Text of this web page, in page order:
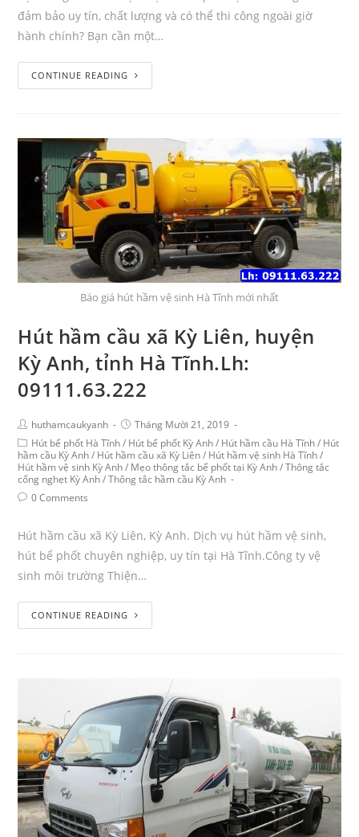
đảm bảo uy tín, chất lượng và có thể thi công ngoài giờ
hành chính? Bạn cần một…
CONTINUE READING
Báo giá hút hầm vệ sinh Hà Tĩnh mới nhất
Hút hầm cầu xã Kỳ Liên, huyện
Kỳ Anh, tỉnh Hà Tĩnh.Lh:
09111.63.222
huthamcaukyanh
Tháng Mười 21, 2019
Hút bể phốt Hà Tĩnh / Hút bể phốt Kỳ Anh / Hút hầm cầu Hà Tĩnh / Hút
hầm cầu Kỳ Anh / Hút hầm cầu xã Kỳ Liên / Hút hầm vệ sinh Hà Tĩnh /
Hút hầm vệ sinh Kỳ Anh / Mẹo thông tắc bể phốt tại Kỳ Anh / Thông tắc
cống nghẹt Kỳ Anh / Thông tắc hầm cầu Kỳ Anh
0 Comments
Hút hầm cầu xã Kỳ Liên, Kỳ Anh. Dịch vụ hút hầm vệ sinh,
hút bể phốt chuyên nghiệp, uy tín tại Hà Tĩnh.Công ty vệ
sinh môi trường Thiện…
CONTINUE READING